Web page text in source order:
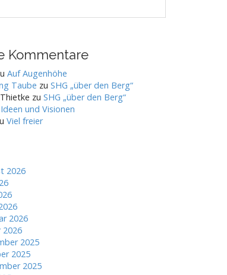
Kommentare
Auf Augenhöhe
Taube zu SHG „über den Berg“
zu SHG „über den Berg“
Ideen und Visionen
Viel freier
2026
2026
2026
2025
2025
2025